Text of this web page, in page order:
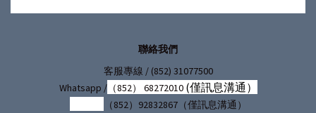
聯絡我們
客服專線 / (852) 31077500
Whatsapp /（852） 68272010 (僅訊息溝通）
（852）92832867（僅訊息溝通）